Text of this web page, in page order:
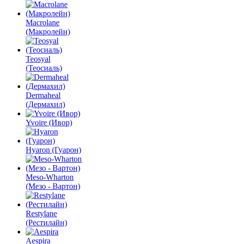
Macrolane
(Макролейн)
Teosyal
(Теосиаль)
Dermaheal
(Дермахил)
Yvoire (Ивор)
Hyaron (Гуарон)
Meso-Wharton
(Мезо - Вартон)
Restylane
(Рестилайн)
Aespira